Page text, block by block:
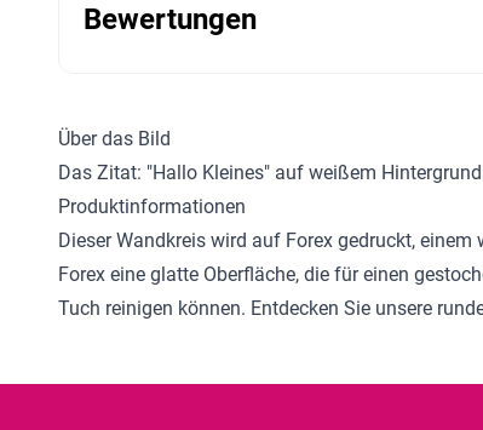
Bewertungen
Über das Bild
Das Zitat: "Hallo Kleines" auf weißem
Produktinformationen
Dieser Wandkreis wird auf Forex gedruckt,
Forex eine glatte Oberfläche, die für einen
Tuch reinigen können. Entdecken Sie unsere